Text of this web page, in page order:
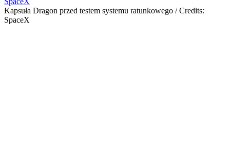
Kapsuła Dragon przed testem systemu ratunkowego / Credits:
SpaceX